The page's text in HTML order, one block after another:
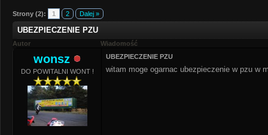
Strony (2): 1 2 Dalej »
UBEZPIECZENIE PZU
Autor Wiadomość
wonsz
DO POWITALNI WONT !
UBEZPIECZENIE PZU
witam moge ogarnac ubezpieczenie w pzu w